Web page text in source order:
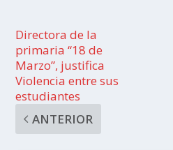
Directora de la
primaria “18 de
Marzo”, justifica
Violencia entre sus
estudiantes
ANTERIOR